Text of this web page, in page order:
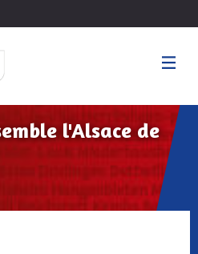
l'Alsace de